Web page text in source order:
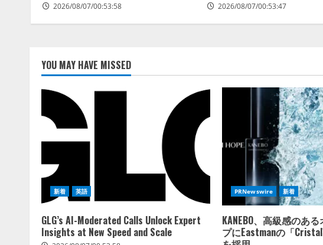
2026/08/07/00:53:58 2026/08/07/00:53:47
YOU MAY HAVE MISSED
新着 英語
GLG’s AI-Moderated Calls Unlock Expert
Insights at New Speed and Scale
PRNewswire 新着
KANEBO、高級感のあ
プにEastmanの「